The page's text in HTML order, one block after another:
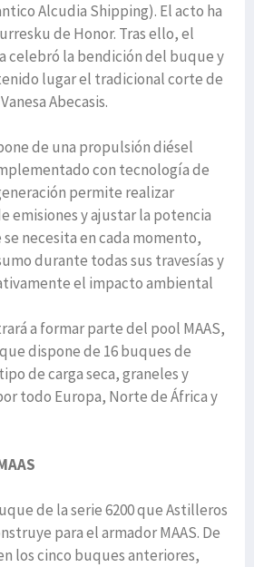
Alcudia Shipping). El acto ha
de Honor. Tras ello, el
celebró la bendición del buque y
lugar el tradicional corte de
Abecasis.
de una propulsión diésel
con tecnología de
permite realizar
emisiones y ajustar la potencia
necesita en cada momento,
durante todas sus travesías y
el impacto ambiental
a formar parte del pool MAAS,
dispone de 16 buques de
de carga seca, graneles y
todo Europa, Norte de África y
de la serie 6200 que Astilleros
para el armador MAAS. De
los cinco buques anteriores,